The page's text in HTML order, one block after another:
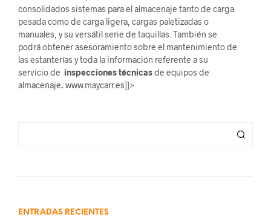
consolidados sistemas para el almacenaje tanto de carga
pesada como de carga ligera, cargas paletizadas o
manuales, y su versátil serie de taquillas. También se
podrá obtener asesoramiento sobre el mantenimiento de
las estanterías y toda la información referente a su
servicio de inspecciones técnicasde equipos de
almacenaje.www.maycarr.es]]>
ENTRADAS RECIENTES